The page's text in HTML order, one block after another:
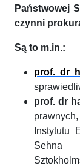
Państwowej
czynni
Są to m.in.:
prof. dr
prof. dr
Instytutu
Sehna